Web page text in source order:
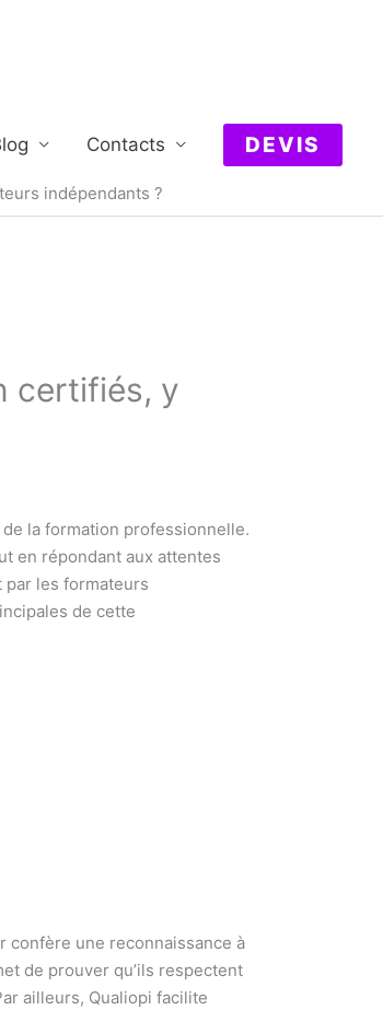
Contacts DEVIS
indépendants ?
certifiés, y
la formation professionnelle.
en répondant aux attentes
par les formateurs
de cette
confère une reconnaissance à
de prouver qu’ils respectent
ailleurs, Qualiopi facilite